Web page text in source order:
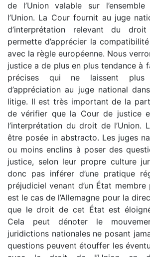
de l’Union valable sur
l’Union. La Cour fournit au juge
d’interprétation relevant du
permette d’apprécier la
avec la règle européenne. Nous
justice a de plus en plus tendance à
précises qui ne laissent plus
d’appréciation au juge national
litige. Il est très important de la
de vérifier que la Cour de justice
l’interprétation du droit de l’Union.
être posée in abstracto. Les juges
ou moins enclins à poser des
justice, selon leur propre culture
donc pas inférer d’une pratique
préjudiciel venant d’un État
est le cas de l’Allemagne pour la
que le droit de cet État est
Cela peut dénoter le
juridictions nationales ne posant
questions peuvent étouffer les